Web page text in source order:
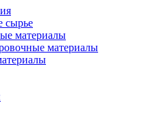
сырье
материалы
материалы